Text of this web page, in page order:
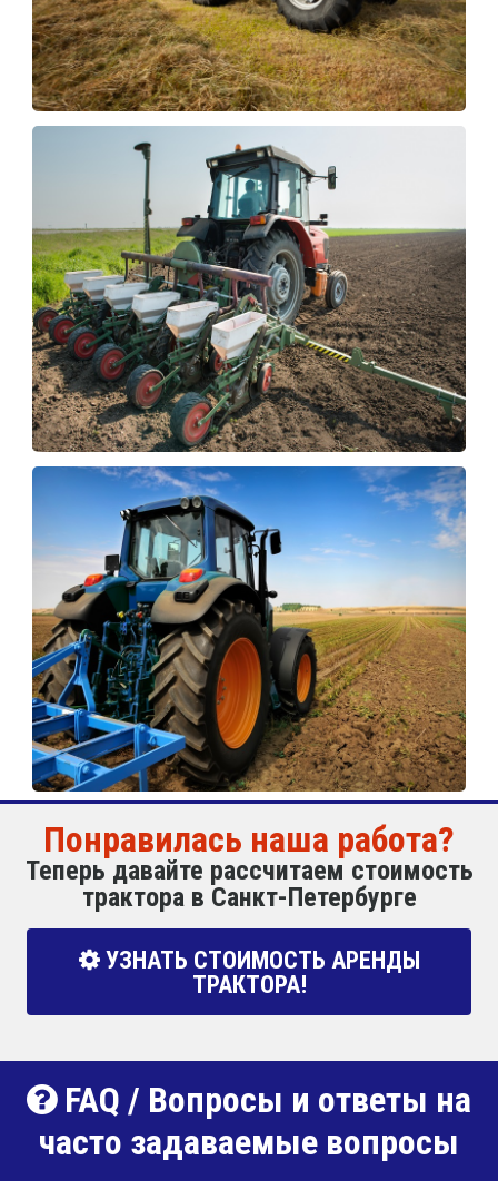
Понравилась наша работа?
Теперь давайте рассчитаем стоимость
трактора в Санкт-Петербурге
УЗНАТЬ СТОИМОСТЬ АРЕНДЫ
ТРАКТОРА!
FAQ / Вопросы и ответы на
часто задаваемые вопросы